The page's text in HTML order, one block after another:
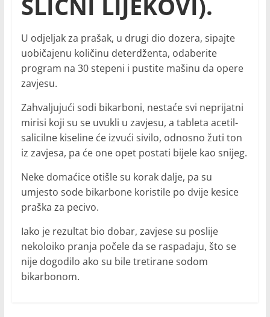
SLIČNI LIJEKOVI).
U odjeljak za prašak, u drugi dio dozera, sipajte
uobičajenu količinu deterdženta, odaberite
program na 30 stepeni i pustite mašinu da opere
zavjesu.
Zahvaljujući sodi bikarboni, nestaće svi neprijatni
mirisi koji su se uvukli u zavjesu, a tableta acetil-
salicilne kiseline će izvući sivilo, odnosno žuti ton
iz zavjesa, pa će one opet postati bijele kao snijeg.
Neke domaćice otišle su korak dalje, pa su
umjesto sode bikarbone koristile po dvije kesice
praška za pecivo.
Iako je rezultat bio dobar, zavjese su poslije
nekoloiko pranja počele da se raspadaju, što se
nije dogodilo ako su bile tretirane sodom
bikarbonom.